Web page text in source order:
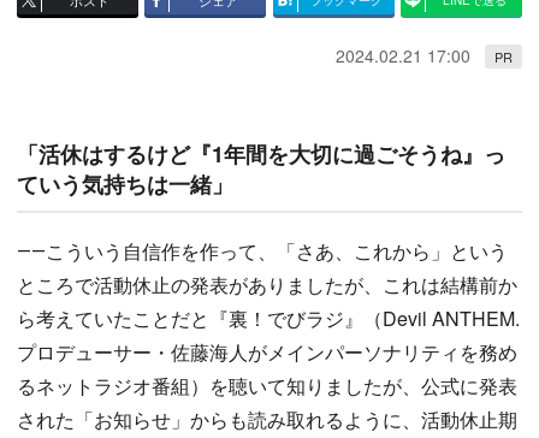
2024.02.21 17:00 PR
「活休はするけど『1年間を大切に過ごそうね』っ
ていう気持ちは一緒」
――こういう自信作を作って、「さあ、これから」という
ところで活動休止の発表がありましたが、これは結構前か
ら考えていたことだと『裏！でびラジ』（Devil ANTHEM.
プロデューサー・佐藤海人がメインパーソナリティを務め
るネットラジオ番組）を聴いて知りましたが、公式に発表
された「お知らせ」からも読み取れるように、活動休止期